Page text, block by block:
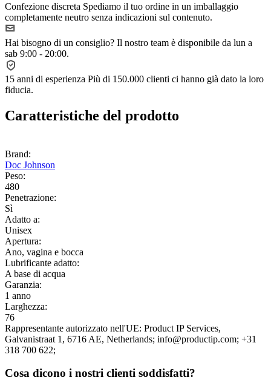
Confezione discreta Spediamo il tuo ordine in un imballaggio
completamente neutro senza indicazioni sul contenuto.
Hai bisogno di un consiglio? Il nostro team è disponibile da lun a
sab 9:00 - 20:00.
15 anni di esperienza Più di 150.000 clienti ci hanno già dato la loro
fiducia.
Caratteristiche del prodotto
Brand:
Doc Johnson
Peso:
480
Penetrazione:
Sì
Adatto a:
Unisex
Apertura:
Ano, vagina e bocca
Lubrificante adatto:
A base di acqua
Garanzia:
1 anno
Larghezza:
76
Rappresentante autorizzato nell'UE: Product IP Services,
Galvanistraat 1 , 6716 AE, Netherlands; info@productip.com; +31
318 700 622;
Cosa dicono i nostri clienti soddisfatti?